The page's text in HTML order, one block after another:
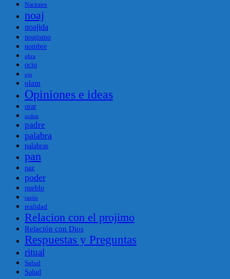
Naciones
noaj
noajida
noajismo
nombre
obra
ocio
ojo
olam
Opiniones e ideas
orar
orden
padre
palabra
palabras
pan
paz
poder
pueblo
razón
realidad
Relacion con el projimo
Relación con Dios
Respuestas y Preguntas
ritual
Salud
Salud